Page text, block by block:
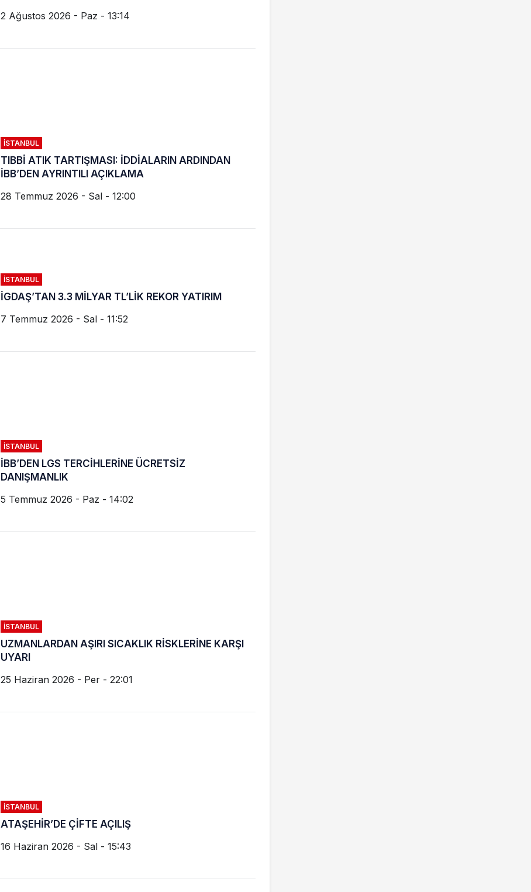
2 Ağustos 2026 - Paz - 13:14
İSTANBUL
TIBBİ ATIK TARTIŞMASI: İDDİALARIN ARDINDAN
İBB’DEN AYRINTILI AÇIKLAMA
28 Temmuz 2026 - Sal - 12:00
İSTANBUL
İGDAŞ’TAN 3.3 MİLYAR TL’LİK REKOR YATIRIM
7 Temmuz 2026 - Sal - 11:52
İSTANBUL
İBB’DEN LGS TERCİHLERİNE ÜCRETSİZ
DANIŞMANLIK
5 Temmuz 2026 - Paz - 14:02
İSTANBUL
UZMANLARDAN AŞIRI SICAKLIK RİSKLERİNE KARŞI
UYARI
25 Haziran 2026 - Per - 22:01
İSTANBUL
ATAŞEHİR’DE ÇİFTE AÇILIŞ
16 Haziran 2026 - Sal - 15:43